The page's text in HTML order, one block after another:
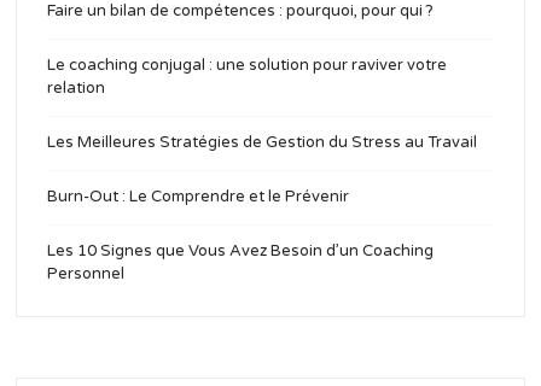
Faire un bilan de compétences : pourquoi, pour qui ?
Le coaching conjugal : une solution pour raviver votre
relation
Les Meilleures Stratégies de Gestion du Stress au Travail
Burn-Out : Le Comprendre et le Prévenir
Les 10 Signes que Vous Avez Besoin d’un Coaching
Personnel